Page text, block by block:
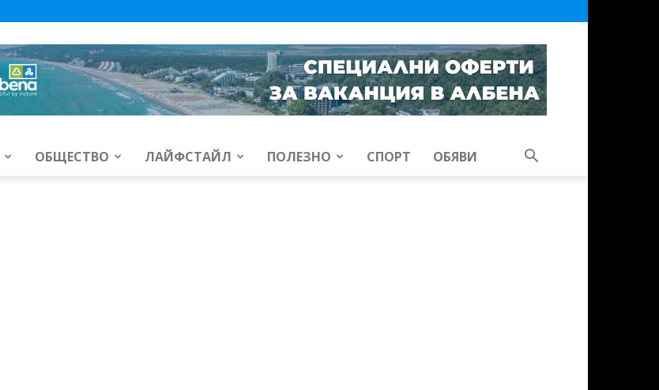
ОБЩЕСТВО ЛАЙФСТАЙЛ ПОЛЕЗНО СПОРТ ОБЯВИ